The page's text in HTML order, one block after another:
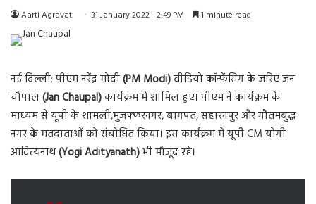
Aarti Agravat 31 January 2022 - 2:49 PM 1 minute read
नई दिल्ली: पीएम नरेंद्र मोदी(PM Modi)वीडियो कॉन्फेंसिंग के जरिए जन
चौपाल(Jan Chaupal)कार्यक्रम में शामिल हुए। पीएम ने कार्यक्रम के
माध्यम से यूपी के शामली,मुजफ्फरनगर, बागपत, सहारनपुर और गौतमबुद्ध
नगर के मतदाताओं को संबोधित किया। इस कार्यक्रम में यूपी CM योगी
आदित्यनाथ(Yogi Adityanath)भी मौजूद रहे।